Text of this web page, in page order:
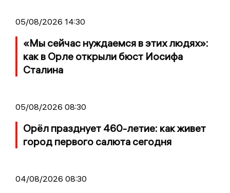
05/08/2026 14:30
«Мы сейчас нуждаемся в этих людях»:
как в Орле открыли бюст Иосифа
Сталина
05/08/2026 08:30
Орёл празднует 460-летие: как живет
город первого салюта сегодня
04/08/2026 08:30